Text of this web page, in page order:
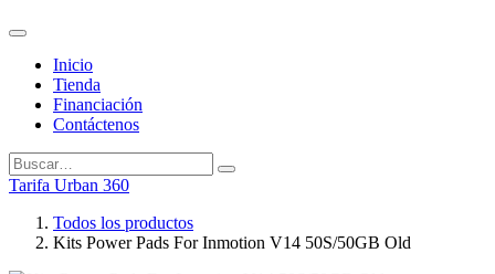
Inicio
Tienda
Financiación
Contáctenos
Tarifa Urban 360
Todos los productos
Kits Power Pads For Inmotion V14 50S/50GB Old